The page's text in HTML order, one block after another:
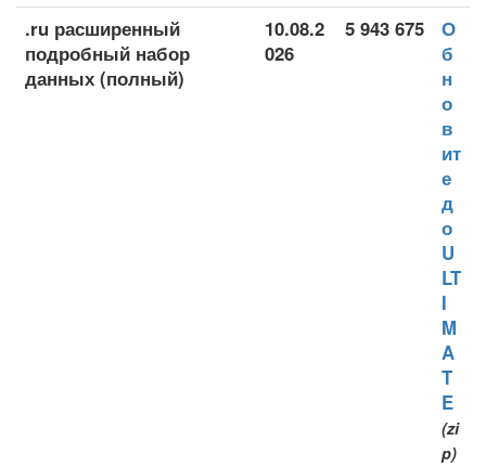
.ru расширенный
подробный набор
данных (полный)
10.08.2
026
5 943 675
О
б
н
о
в
ит
е
д
о
U
LT
I
M
A
T
E
(zi
p)